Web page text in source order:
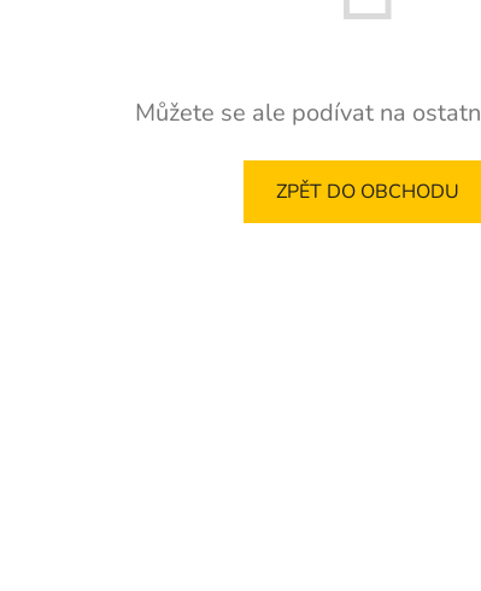
Můžete se ale podívat na
ZPĚT DO OBCHODU